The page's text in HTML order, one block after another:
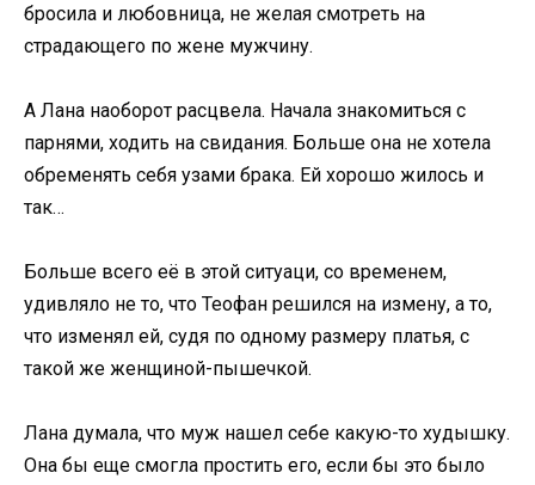
бросила и любовница, не желая смотреть на
страдающего по жене мужчину.
А Лана наоборот расцвела. Начала знакомиться с
парнями, ходить на свидания. Больше она не хотела
обременять себя узами брака. Ей хорошо жилось и
так…
Больше всего её в этой ситуаци, со временем,
удивляло не то, что Теофан решился на измену, а то,
что изменял ей, судя по одному размеру платья, с
такой же женщиной-пышечкой.
Лана думала, что муж нашел себе какую-то худышку.
Она бы еще смогла простить его, если бы это было